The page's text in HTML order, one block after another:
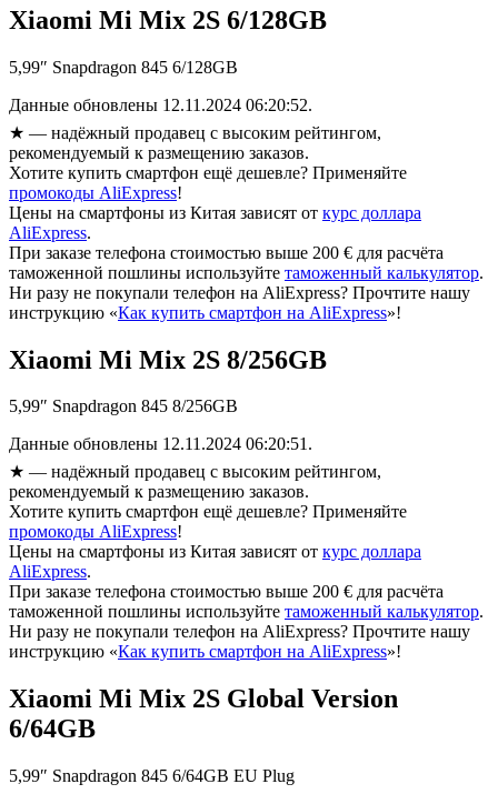
Xiaomi Mi Mix 2S 6/128GB
5,99″ Snapdragon 845 6/128GB
Данные обновлены 12.11.2024 06:20:52.
★ — надёжный продавец с высоким рейтингом,
рекомендуемый к размещению заказов.
Хотите купить смартфон ещё дешевле? Применяйте
промокоды AliExpress!
Цены на смартфоны из Китая зависят от курс доллара
AliExpress.
При заказе телефона стоимостью выше 200 € для расчёта
таможенной пошлины используйте таможенный калькулятор.
Ни разу не покупали телефон на AliExpress? Прочтите нашу
инструкцию «Как купить смартфон на AliExpress»!
Xiaomi Mi Mix 2S 8/256GB
5,99″ Snapdragon 845 8/256GB
Данные обновлены 12.11.2024 06:20:51.
★ — надёжный продавец с высоким рейтингом,
рекомендуемый к размещению заказов.
Хотите купить смартфон ещё дешевле? Применяйте
промокоды AliExpress!
Цены на смартфоны из Китая зависят от курс доллара
AliExpress.
При заказе телефона стоимостью выше 200 € для расчёта
таможенной пошлины используйте таможенный калькулятор.
Ни разу не покупали телефон на AliExpress? Прочтите нашу
инструкцию «Как купить смартфон на AliExpress»!
Xiaomi Mi Mix 2S Global Version
6/64GB
5,99″ Snapdragon 845 6/64GB EU Plug